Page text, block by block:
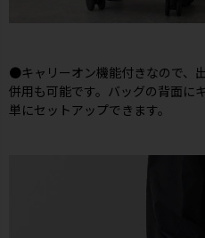
●キャリーオン機能付きなので、
併用も可能です。バッグの背面に
単にセットアップできます。